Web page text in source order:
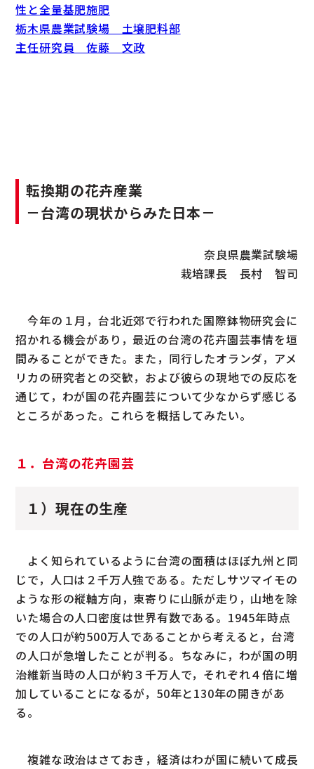
性と全量基肥施肥
栃木県農業試験場 土壌肥料部
主任研究員 佐藤 文政
転換期の花卉産業
－台湾の現状からみた日本－
奈良県農業試験場
栽培課長 長村 智司
今年の１月，台北近郊で行われた国際鉢物研究会に
招かれる機会があり，最近の台湾の花卉園芸事情を垣
間みることができた。また，同行したオランダ，アメ
リカの研究者との交歓，および彼らの現地での反応を
通じて，わが国の花卉園芸について少なからず感じる
ところがあった。これらを概括してみたい。
１．台湾の花卉園芸
１）現在の生産
よく知られているように台湾の面積はほぼ九州と同
じで，人口は２千万人強である。ただしサツマイモの
ような形の縦軸方向，東寄りに山脈が走り，山地を除
いた場合の人口密度は世界有数である。1945年時点
での人口が約500万人であることから考えると，台湾
の人口が急増したことが判る。ちなみに，わが国の明
治維新当時の人口が約３千万人で，それぞれ４倍に増
加していることになるが，50年と130年の開きがあ
る。
複雑な政治はさておき，経済はわが国に続いて成長